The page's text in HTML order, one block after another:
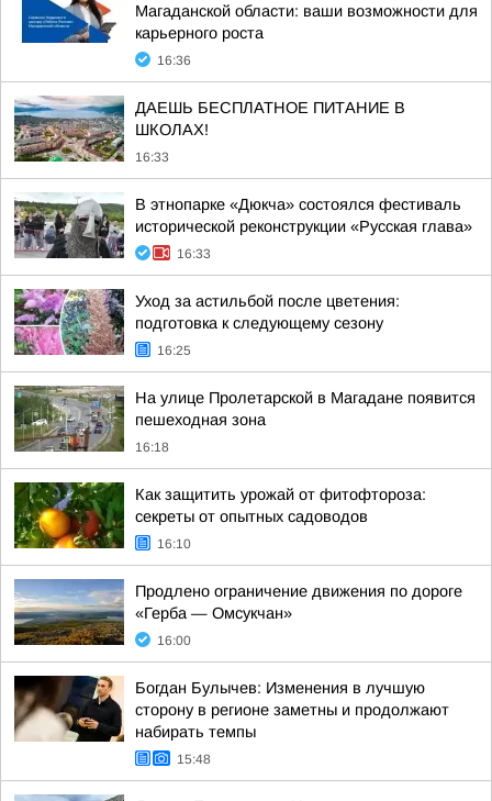
Магаданской области: ваши возможности для
карьерного роста
16:36
ДАЕШЬ БЕСПЛАТНОЕ ПИТАНИЕ В
ШКОЛАХ!
16:33
В этнопарке «Дюкча» состоялся фестиваль
исторической реконструкции «Русская глава»
16:33
Уход за астильбой после цветения:
подготовка к следующему сезону
16:25
На улице Пролетарской в Магадане появится
пешеходная зона
16:18
Как защитить урожай от фитофтороза:
секреты от опытных садоводов
16:10
Продлено ограничение движения по дороге
«Герба — Омсукчан»
16:00
Богдан Булычев: Изменения в лучшую
сторону в регионе заметны и продолжают
набирать темпы
15:48